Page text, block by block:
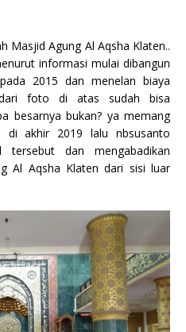
Masjid Agung Al Aqsha Klaten..
informasi mulai dibangun
2015 dan menelan biaya
foto di atas sudah bisa
besarnya bukan? ya memang
di akhir 2019 lalu nbsusanto
dan mengabadikan
Al Aqsha Klaten dari sisi luar